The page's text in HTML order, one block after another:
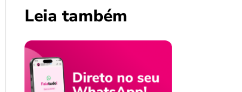
Leia também